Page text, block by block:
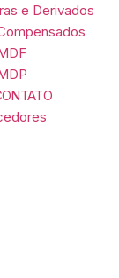
e Derivados